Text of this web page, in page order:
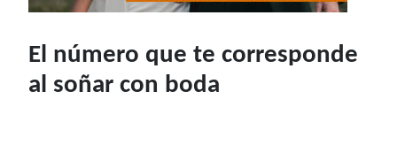
El número que te corresponde
al soñar con boda